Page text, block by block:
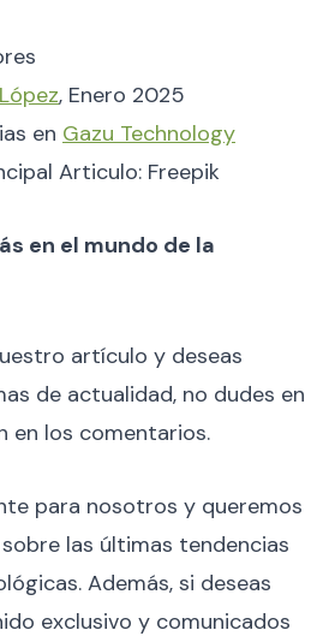
, Enero 2025
en Gazu Technology
Articulo: Freepik
en el mundo de la
artículo y deseas
de actualidad, no dudes en
en los comentarios.
para nosotros y queremos
las últimas tendencias
Además, si deseas
exclusivo y comunicados